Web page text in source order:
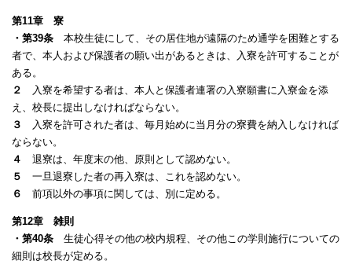
第11章 寮
・第39条 本校生徒にして、その居住地が遠隔のため通学を困難とする
者で、本人お よび保護者の願い出があるときは、入寮を許可することが
ある。
２
入寮を希望する者は、本人と保護者連署の入寮願書に入寮金を添
え、校長に提出しなければならない。
３
入寮を許可された者は、毎月始めに当月分の寮費を納入しなければ
ならない。
４
退寮は、年度末の他、原則として認めない。
５
一旦退寮した者の再入寮は、これを認めない。
６
前項以外の事項に関しては、別に定める。
第12章 雑則
・第40条 生徒心得その他の校内規程、その他この学則施行についての
細則は校長が定める。